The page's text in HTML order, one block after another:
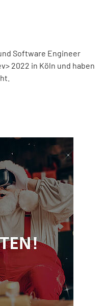
Software Engineer
2022 in Köln und haben